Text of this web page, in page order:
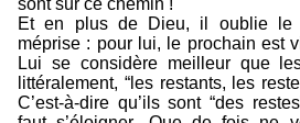
sont sur ce chemin !
Et en plus de Dieu, il oublie le
méprise : pour lui, le prochain est
Lui se considère meilleur que
littéralement, “les restants, les
C’est-à-dire qu’ils sont “des